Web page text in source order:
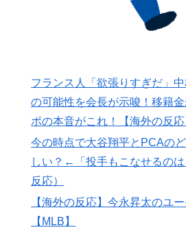
韓国人「U17日本代表、決勝で
国は監督の問題が大きい」「日
利したところで超えられない壁
▶ 【海外の反応】今永昇太、好調の
イマナガ節を炸裂「NPBでは面
▶ 【伝説の100得点、いまだ都市伝
83点でようやく信じた」
▶ 海外「コーヒー1杯が6ドルって
度見した」値上げで買うのをや
フランス人「欲張りすぎだ」
の可能性を会長が示唆！移籍
ポの本音がこれ！【海外の反応
今の時点で大谷翔平とPCAの
しい？←「投手もこなせるの
反応）
【海外の反応】今永昇太のユ
【MLB】